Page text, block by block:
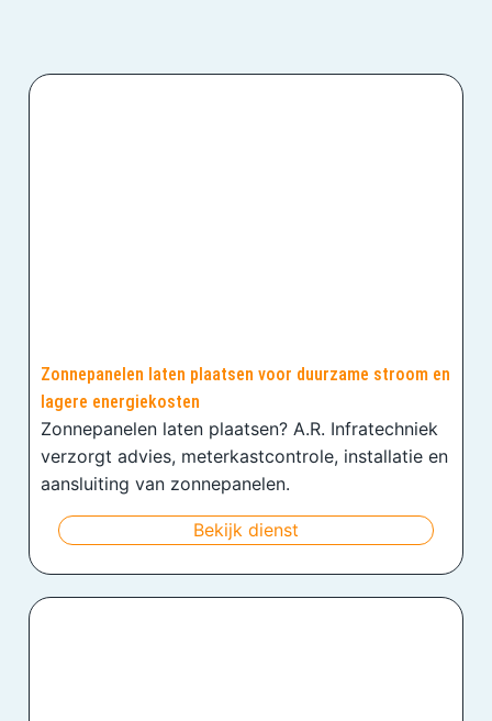
Zonnepanelen laten plaatsen voor duurzame stroom en
lagere energiekosten
Zonnepanelen laten plaatsen? A.R. Infratechniek
verzorgt advies, meterkastcontrole, installatie en
aansluiting van zonnepanelen.
Bekijk dienst